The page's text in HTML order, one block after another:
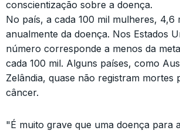
conscientização sobre a doença.
No país, a cada 100 mil mulheres, 4,6
anualmente da doença. Nos Estados
número corresponde a menos da
cada 100 mil. Alguns países, como
Zelândia, quase não registram mortes
câncer.
"É muito grave que uma doença para